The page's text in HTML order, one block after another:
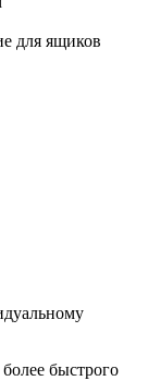
для ящиков
быстрого